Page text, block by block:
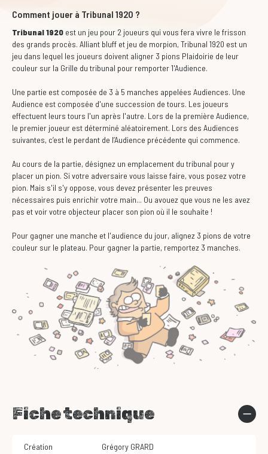
Comment jouer à Tribunal 1920 ?
Tribunal 1920 est un jeu pour 2 joueurs qui vous fera vivre le frisson
des grands procès. Alliant bluff et jeu de morpion, Tribunal 1920 est un
jeu dans lequel les joueurs doivent aligner 3 pions Plaidoirie de leur
couleur sur la Grille du tribunal pour remporter 1'Audience.
Une partie est composée de 3 à 5 manches appelées Audiences. Une
Audience est composée d'une succession de tours. Les joueurs
effectuent leurs tours l'un après l'autre. Lors de la première Audience,
le premier joueur est déterminé aléatoirement. Lors des Audiences
suivantes, c’est le perdant de l’Audience précédente qui commence.
Au cours de la partie, désignez un emplacement du tribunal pour y
placer un pion. Si votre adversaire vous laisse faire, vous posez votre
pion. Mais s'il s'y oppose, vous devez présenter les preuves
nécessaires puis enrichir votre main... Ou avouez que vous ne les avez
pas et voir votre objecteur placer son pion où il le souhaite !
Pour gagner une manche et l'audience du jour, alignez 3 pions de votre
couleur sur le plateau. Pour gagner la partie, remportez 3 manches.
Fiche technique
Création Grégory GRARD